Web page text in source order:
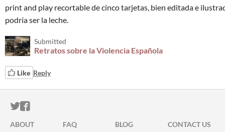
print and play recortable de cinco tarjetas, bien editada e
podría ser la leche.
Submitted
Retratos sobre la Violencia Española
Like Reply
ITCH.IO ON TWITTER
ITCH.IO ON FACEBOOK
ABOUT FAQ BLOG
CONTACT US